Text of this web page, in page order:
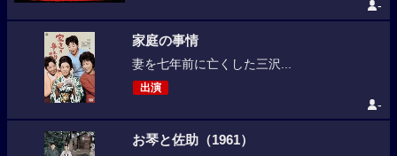
-
家庭の事情
妻を七年前に亡くした三沢...
出演
-
お琴と佐助（1961）